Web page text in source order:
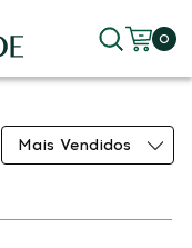
0
Mais Vendidos